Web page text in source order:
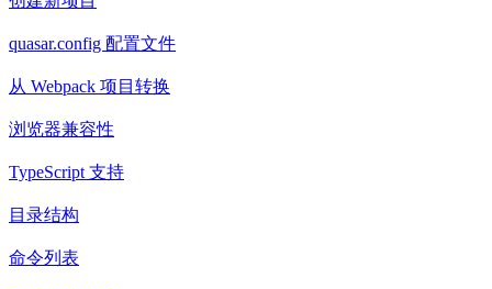
quasar.config 配置文件
从 Webpack 项目转换
浏览器兼容性
TypeScript 支持
目录结构
命令列表